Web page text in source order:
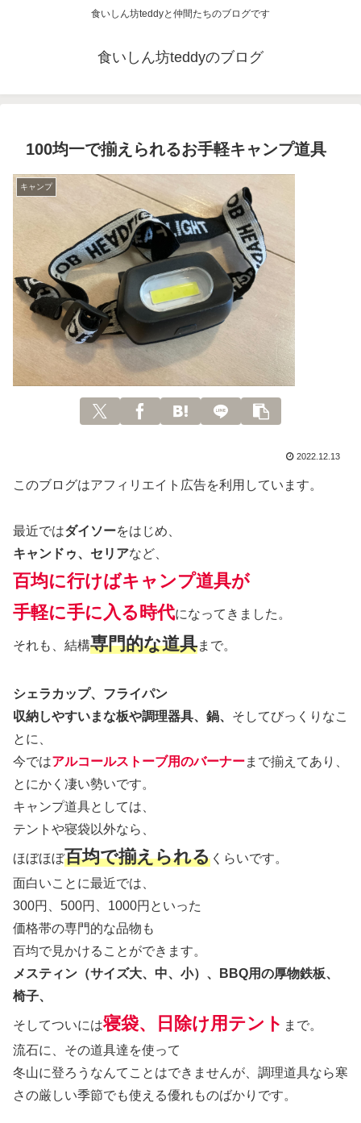
食いしん坊teddyと仲間たちのブログです
食いしん坊teddyのブログ
100均一で揃えられるお手軽キャンプ道具
キャンプ
2022.12.13
このブログはアフィリエイト広告を利用しています。
最近ではダイソーをはじめ、
キャンドゥ、セリアなど、
百均に行けばキャンプ道具が
手軽に手に入る時代になってきました。
それも、結構専門的な道具まで。
シェラカップ、フライパン
収納しやすいまな板や調理器具、鍋、 そしてびっくりなこ
とに、
今ではアルコールストーブ用のバーナーまで揃えてあり、
とにかく凄い勢いです。
キャンプ道具としては、
テントや寝袋以外なら、
ほぼほぼ百均で揃えられる くらいです。
面白いことに最近では、
300円、500円、1000円といった
価格帯の専門的な品物も
百均で見かけることができます。
メスティン（サイズ大、中、小）、BBQ用の厚物鉄板、
椅子、
そしてついには寝袋、日除け用テント まで。
流石に、その道具達を使って
冬山に登ろうなんてことはできませんが、調理道具なら寒
さの厳しい季節でも使える優れものばかりです。